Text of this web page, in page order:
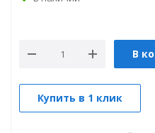
В
Купить в 1 клик